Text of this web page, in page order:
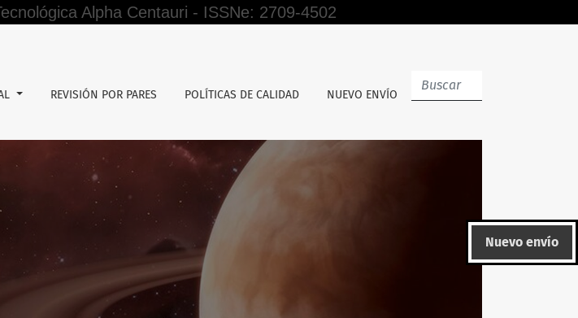
Alpha Centauri - ISSNe: 2709-4502
REVISIÓN POR PARES POLÍTICAS DE CALIDAD NUEVO ENVÍO
Nuevo envío